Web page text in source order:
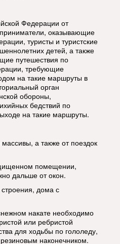
Федерации от
оказывающие
туристы и туристские
детей, а также
путешествия по
требующие
на такие маршруты в
орган
обороны,
бедствий по
на такие маршруты.
а также от поездок
помещении,
дальше от окон.
дома с
накате необходимо
или ребристой
для ходьбы по гололеду,
наконечником.